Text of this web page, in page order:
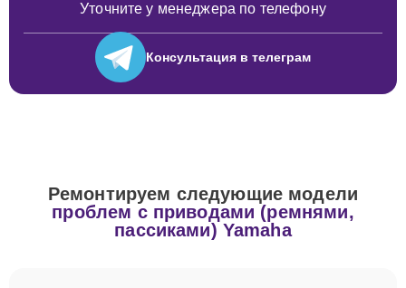
Уточните у менеджера по телефону
Консультация в телеграм
Ремонтируем следующие модели
проблем с приводами (ремнями,
пассиками) Yamaha